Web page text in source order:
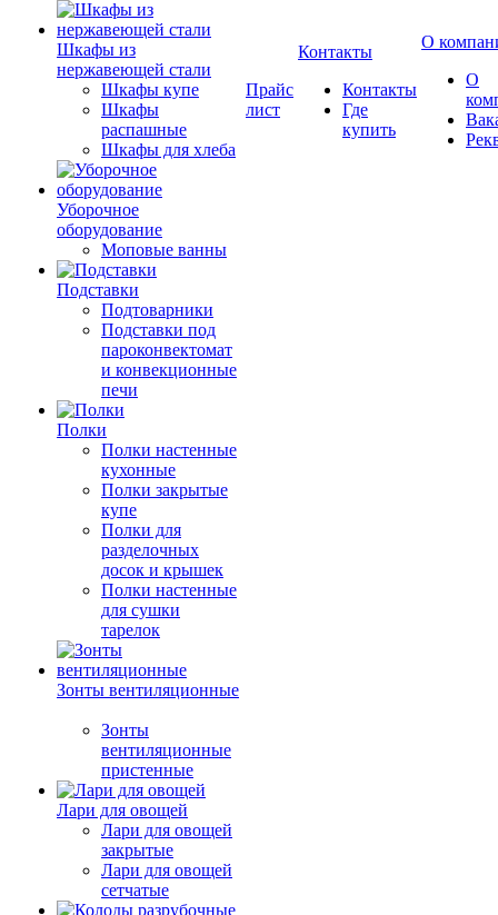
Шкафы из
нержавеющей стали
Шкафы купе
Шкафы
распашные
Шкафы для хлеба
Уборочное
оборудование
Моповые ванны
Подставки
Подтоварники
Подставки под
пароконвектомат
и конвекционные
печи
Полки
Полки настенные
кухонные
Полки закрытые
купе
Полки для
разделочных
досок и крышек
Полки настенные
для сушки
тарелок
Зонты вентиляционные
Зонты
вентиляционные
пристенные
Лари для овощей
Лари для овощей
закрытые
Лари для овощей
сетчатые
Прайс
лист
Контакты
Контакты
Где
купить
О
О